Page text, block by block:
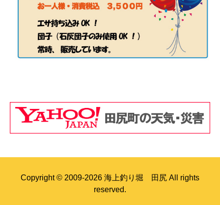
Copyright © 2009-2026 海上釣り堀 田尻 All rights
reserved.